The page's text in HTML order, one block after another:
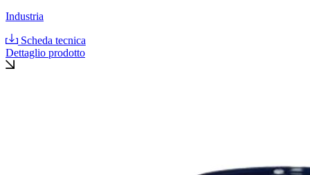
Industria
Scheda tecnica
Dettaglio prodotto